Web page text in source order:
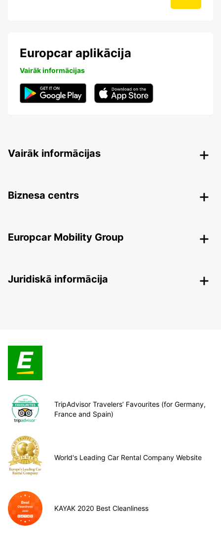
Europcar aplikācija
Vairāk informācijas
Vairāk informācijas
Biznesa centrs
Europcar Mobility Group
Juridiskā informācija
TripAdvisor Travelers’ Favourites (for Germany,
France and Spain)
World's Leading Car Rental Company Website
KAYAK 2020 Best Cleanliness